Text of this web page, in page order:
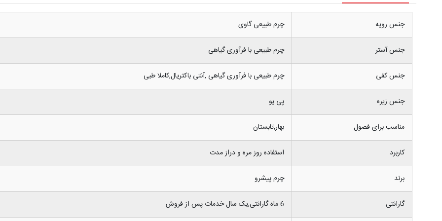
جنس رویه چرم طبیعی گاوی
جنس آستر چرم طبیعی با فرآوری گیاهی
جنس کفی چرم طبیعی با فرآوری گیاهی ,آنتی باکتریال,کاملا طبی
جنس زیره پی یو
مناسب برای فصول بهار,تابستان
کاربرد استفاده روز مره و دراز مدت
برند چرم پیشرو
گارانتی 6 ماه گارانتی,یک سال خدمات پس از فروش